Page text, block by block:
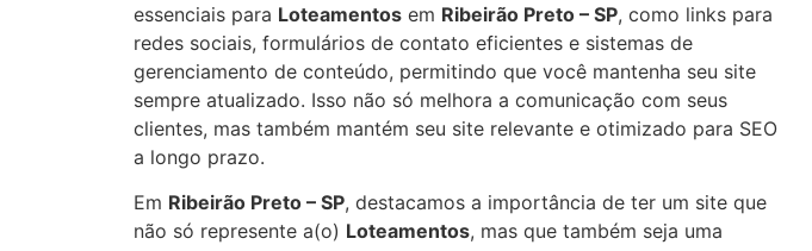
essenciais para Loteamentos em Ribeirão Preto – SP, como links para
redes sociais, formulários de contato eficientes e sistemas de
gerenciamento de conteúdo, permitindo que você mantenha seu site
sempre atualizado. Isso não só melhora a comunicação com seus
clientes, mas também mantém seu site relevante e otimizado para SEO
a longo prazo.
Em Ribeirão Preto – SP, destacamos a importância de ter um site que
não só represente a(o) Loteamentos, mas que também seja uma